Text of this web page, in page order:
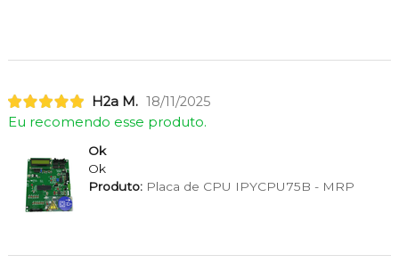
H2a M. 18/11/2025
Eu recomendo esse produto.
Ok
Ok
Produto:Placa de CPU IPYCPU75B - MRP